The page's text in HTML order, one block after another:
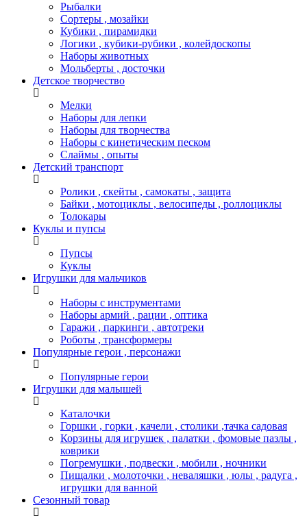
Рыбалки
Сортеры , мозайки
Кубики , пирамидки
Логики , кубики-рубики , колейдоскопы
Наборы животных
Мольберты , досточки
Детское творчество
Мелки
Наборы для лепки
Наборы для творчества
Наборы с кинетическим песком
Слаймы , опыты
Детский транспорт
Ролики , скейты , самокаты , защита
Байки , мотоциклы , велосипеды , роллоциклы
Толокары
Куклы и пупсы
Пупсы
Куклы
Игрушки для мальчиков
Наборы с инструментами
Наборы армий , рации , оптика
Гаражи , паркинги , автотреки
Роботы , трансформеры
Популярные герои , персонажи
Популярные герои
Игрушки для малышей
Каталочки
Горшки , горки , качели , столики ,тачка садовая
Корзины для игрушек , палатки , фомовые пазлы ,
коврики
Погремушки , подвески , мобили , ночники
Пищалки , молоточки , неваляшки , юлы , радуга ,
игрушки для ванной
Сезонный товар